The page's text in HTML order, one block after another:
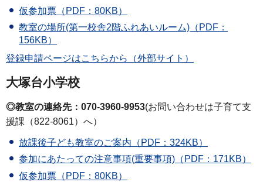
仮参加票（PDF：80KB）
教室の場所(第一校舎2階ふれあいルーム)（PDF：
156KB）
登録申請ページはこちらから（外部サイト）
大塚台小学校
◎教室の連絡先：070-3960-9953(お問い合わせは子育て支
援課（822-8061）へ）
放課後子ども教室のご案内（PDF：324KB）
参加にあたっての注意事項(重要事項)（PDF：171KB）
仮参加票（PDF：80KB）